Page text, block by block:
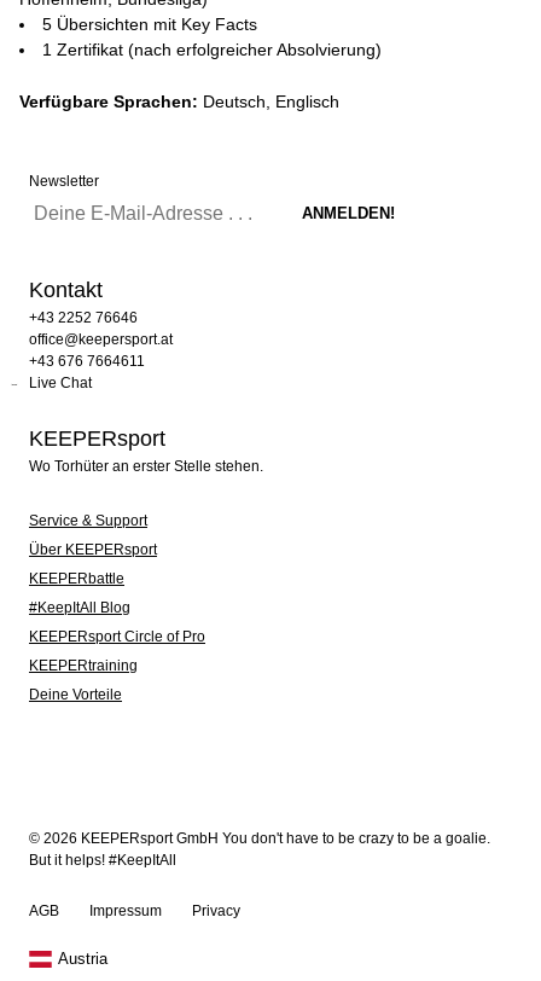
5 Übersichten mit Key Facts
1 Zertifikat (nach erfolgreicher Absolvierung)
Verfügbare Sprachen: Deutsch, Englisch
Newsletter
Kontakt
+43 2252 76646
office@keepersport.at
+43 676 7664611
Live Chat
KEEPERsport
Wo Torhüter an erster Stelle stehen.
Service & Support
Über KEEPERsport
KEEPERbattle
#KeepItAll Blog
KEEPERsport Circle of Pro
KEEPERtraining
Deine Vorteile
© 2026 KEEPERsport GmbH You don't have to be crazy to be a goalie.
But it helps! #KeepItAll
AGB Impressum Privacy
Austria